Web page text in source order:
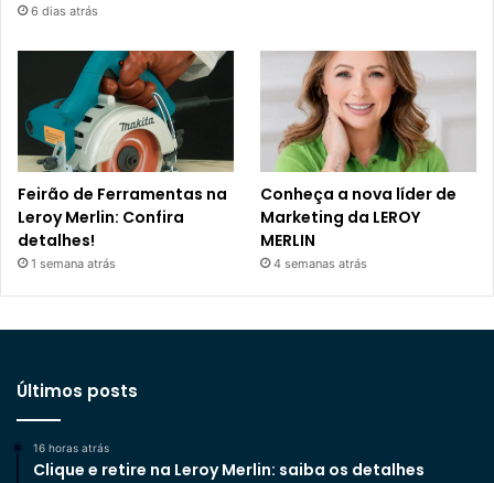
6 dias atrás
Feirão de Ferramentas na
Leroy Merlin: Confira
detalhes!
1 semana atrás
Conheça a nova líder de
Marketing da LEROY
MERLIN
4 semanas atrás
Últimos posts
16 horas atrás
Clique e retire na Leroy Merlin: saiba os detalhes